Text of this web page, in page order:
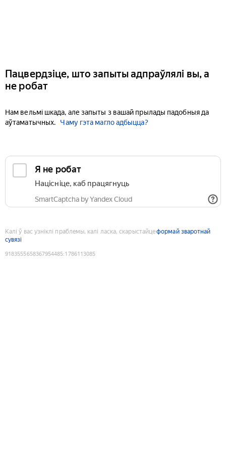
Пацвердзіце, што запыты адпраўлялі вы, а
не робат
Нам вельмі шкада, але запыты з вашай прылады падобныя да
аўтаматычных.
Чаму гэта магло адбыцца?
Я не робат
Націсніце, каб працягнуць
SmartCaptcha by Yandex Cloud
Калі ў вас узніклі праблемы, калі ласка, скарыстайцеформай зваротнай
сувязі
9183555658367954485:1786113085